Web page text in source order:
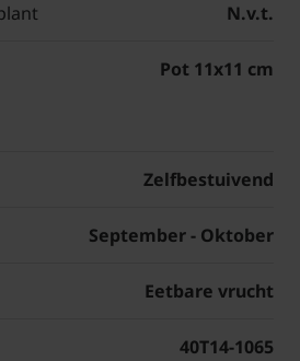
N.v.t.
Pot 11x11 cm
Zelfbestuivend
September - Oktober
Eetbare vrucht
40T14-1065